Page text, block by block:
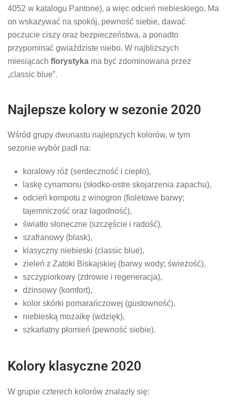
4052 w katalogu Pantone), a więc odcień niebieskiego. Ma
on wskazywać na spokój, pewność siebie, dawać
poczucie ciszy oraz bezpieczeństwa, a ponadto
przypominać gwiaździste niebo. W najbliższych
miesiącach florystyka ma być zdominowana przez
„classic blue”.
Najlepsze kolory w sezonie 2020
Wśród grupy dwunastu najlepszych kolorów, w tym
sezonie wybór padł na:
koralowy róż (serdeczność i ciepło),
laskę cynamonu (słodko-ostre skojarzenia zapachu),
odcień kompotu z winogron (fioletowe barwy;
tajemniczość oraz łagodność),
światło słoneczne (szczęście i radość),
szafranowy (blask),
klasyczny niebieski (classic blue),
zieleń z Zatoki Biskajskiej (barwy wody; świeżość),
szczypiorkowy (zdrowie i regeneracja),
dżinsowy (komfort),
kolor skórki pomarańczowej (gustowność),
niebieską mozaikę (wdzięk),
szkarłatny płomień (pewność siebie).
Kolory klasyczne 2020
W grupie czterech kolorów znalazły się: